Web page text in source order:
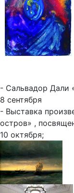
- Сальвадор Дали
8 сентября
- Выставка
остров» ,
10 октября;